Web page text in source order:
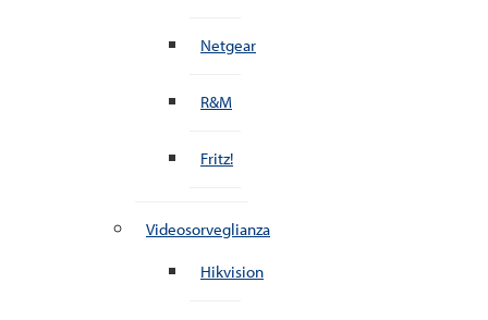
Netgear
R&M
Fritz!
Videosorveglianza
Hikvision